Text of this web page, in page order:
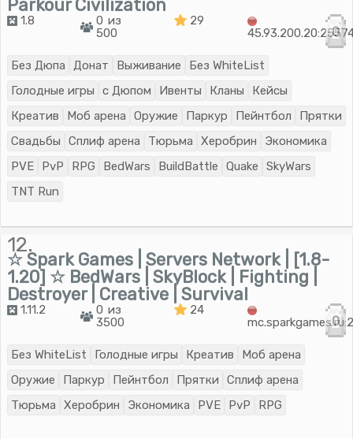
Parkour Сivilization
1.8
0 из
500
29
0
Без Дюпа Донат Выживание
Без WhiteList
Голодные игры
с Дюпом Ивенты Кланы
Кейсы
Креатив
Моб арена Оружие Паркур Пейнтбол
Прятки
Свадьбы
Сплиф арена Тюрьма Херобрин
Экономика
PVE
PvP RPG BedWars BuildBattle Quake
SkyWars
TNT Run
12.
☆ Spark Games | Servers Network | [1.8-
1.20] ☆ BedWars | SkyBlock | Fighting |
Destroyer | Creative | Survival
1.11.2
0 из
3500
24
0
Без WhiteList Голодные игры Креатив
Моб арена
Оружие
Паркур Пейнтбол Прятки
Сплиф арена
Тюрьма
Херобрин Экономика PVE PvP RPG